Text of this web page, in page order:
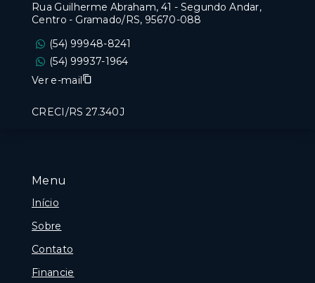
Menu
Início
Sobre
Contato
Financie
Rua Guilherme Abraham, 41 - Segundo Andar,
Centro - Gramado/RS, 95670-088
(54) 99948-8241
(54) 99937-1964
Ver e-mail
CRECI/RS 27.340J